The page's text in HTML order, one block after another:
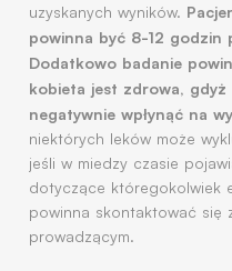
uzyskanych wyników.
powinna być 8-12 godzin
Dodatkowo badanie
kobieta jest zdrowa,
negatywnie wpłynąć na
niektórych leków może
jeśli w miedzy czasie
dotyczące któregokolwiek
powinna skontaktować się
prowadzącym.